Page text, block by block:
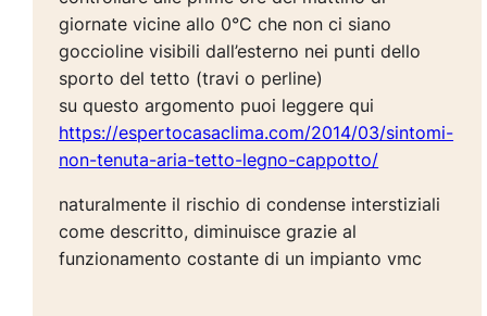
giornate vicine allo 0°C che non ci siano
goccioline visibili dall’esterno nei punti dello
sporto del tetto (travi o perline)
su questo argomento puoi leggere qui
https://espertocasaclima.com/2014/03/sintomi-
non-tenuta-aria-tetto-legno-cappotto/
naturalmente il rischio di condense interstiziali
come descritto, diminuisce grazie al
funzionamento costante di un impianto vmc